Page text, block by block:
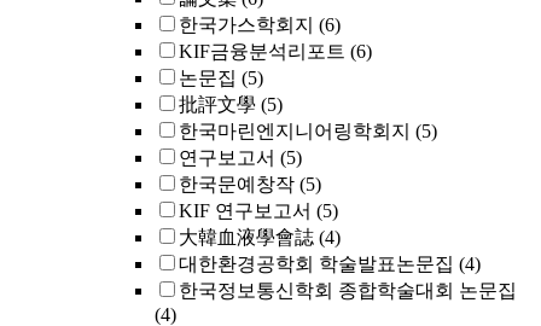
한국가스학회지 (6)
KIF금융분석리포트 (6)
논문집 (5)
批評文學 (5)
한국마린엔지니어링학회지 (5)
연구보고서 (5)
한국문예창작 (5)
KIF 연구보고서 (5)
大韓血液學會誌 (4)
대한환경공학회 학술발표논문집 (4)
한국정보통신학회 종합학술대회 논문집
(4)